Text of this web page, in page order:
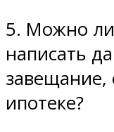
5. Можно
написать
завещание,
ипотеке?